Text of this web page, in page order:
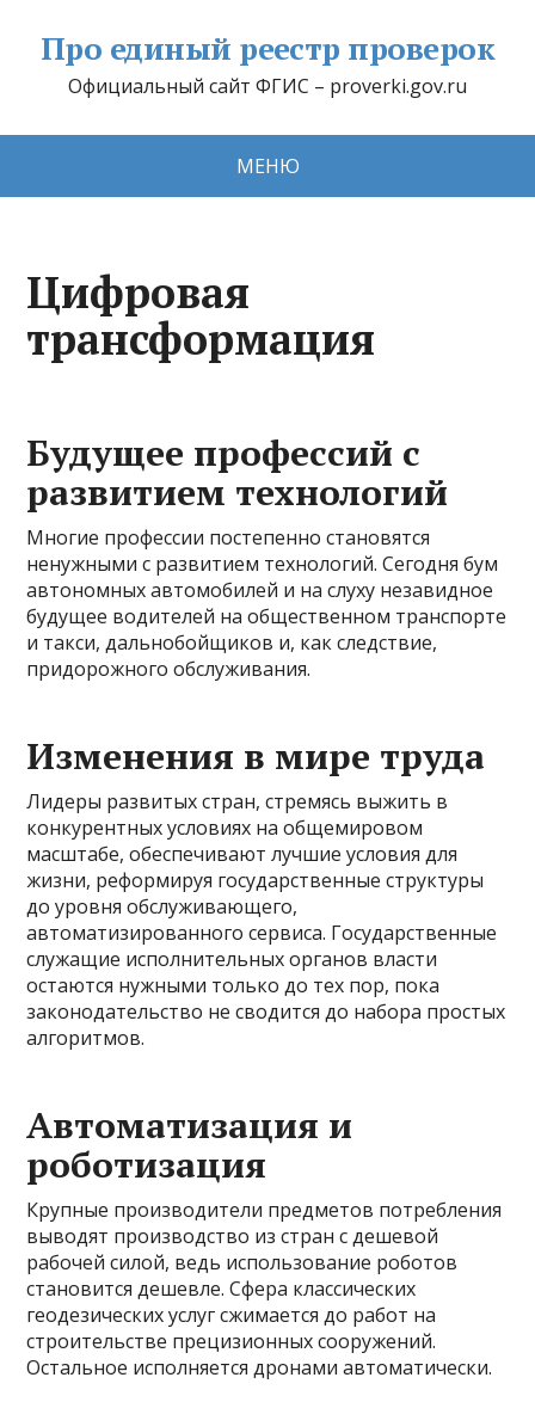
Про единый реестр проверок
Официальный сайт ФГИС – proverki.gov.ru
МЕНЮ
Цифровая
трансформация
Будущее профессий с
развитием технологий
Многие профессии постепенно становятся
ненужными с развитием технологий. Сегодня бум
автономных автомобилей и на слуху незавидное
будущее водителей на общественном транспорте
и такси, дальнобойщиков и, как следствие,
придорожного обслуживания.
Изменения в мире труда
Лидеры развитых стран, стремясь выжить в
конкурентных условиях на общемировом
масштабе, обеспечивают лучшие условия для
жизни, реформируя государственные структуры
до уровня обслуживающего,
автоматизированного сервиса. Государственные
служащие исполнительных органов власти
остаются нужными только до тех пор, пока
законодательство не сводится до набора простых
алгоритмов.
Автоматизация и
роботизация
Крупные производители предметов потребления
выводят производство из стран с дешевой
рабочей силой, ведь использование роботов
становится дешевле. Сфера классических
геодезических услуг сжимается до работ на
строительстве прецизионных сооружений.
Остальное исполняется дронами автоматически.